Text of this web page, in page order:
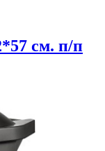
см. п/п